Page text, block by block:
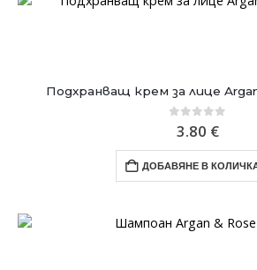
Подхранващ крем за лице
out of 5
3.80 €
ДОБАВЯНЕ В